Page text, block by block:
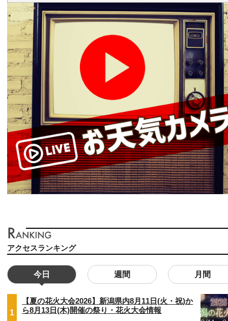
アクセスランキング
今日 週間 月間
1
【夏の花火大会2026】新潟県内8月11日(火・祝)か
ら8月13日(木)開催の祭り・花火大会情報